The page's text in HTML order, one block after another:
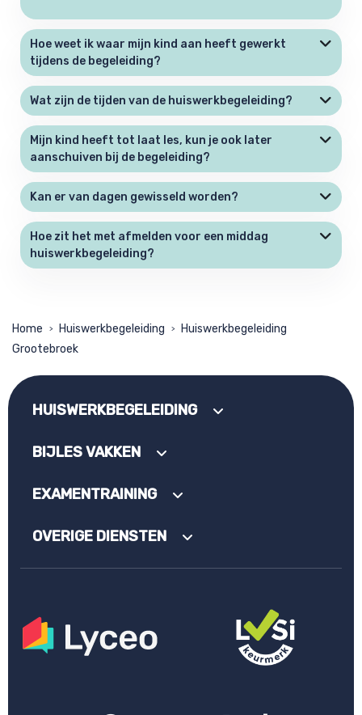
Hoe weet ik waar mijn kind aan heeft gewerkt
tijdens de begeleiding?
Wat zijn de tijden van de huiswerkbegeleiding?
Mijn kind heeft tot laat les, kun je ook later
aanschuiven bij de begeleiding?
Kan er van dagen gewisseld worden?
Hoe zit het met afmelden voor een middag
huiswerkbegeleiding?
Home > Huiswerkbegeleiding >
Huiswerkbegeleiding
Grootebroek
HUISWERKBEGELEIDING
BIJLES VAKKEN
EXAMENTRAINING
OVERIGE DIENSTEN